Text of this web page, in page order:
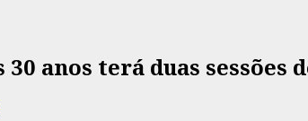
30 anos terá duas